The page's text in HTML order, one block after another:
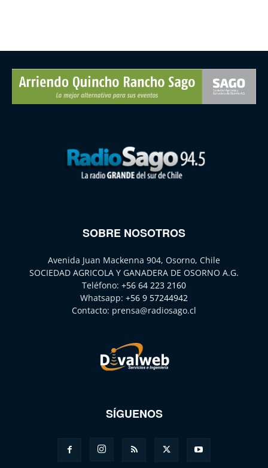
SOBRE NOSOTROS
Avenida Juan Mackenna 904, Osorno, Chile
SOCIEDAD AGRICOLA Y GANADERA DE OSORNO A.G.
Teléfono: +56 64 223 2160
Whatsapp: +56 9 57244942
Contacto: prensa@radiosago.cl
SÍGUENOS